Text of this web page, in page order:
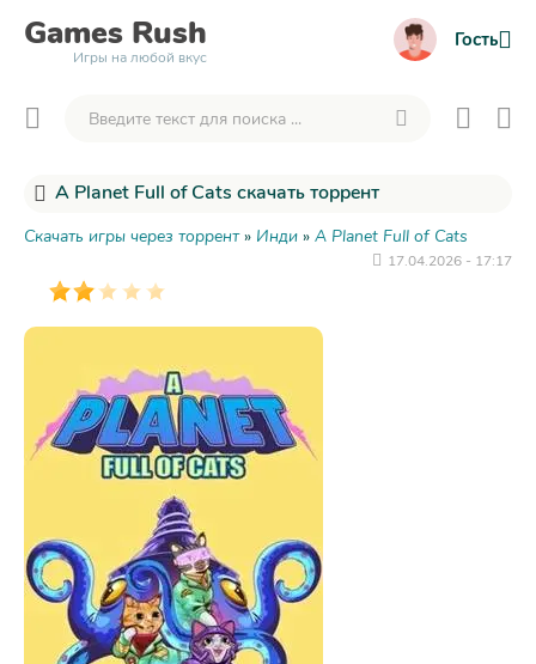
Games Rush
Игры на любой вкус
Гость
A Planet Full of Cats скачать торрент
Скачать игры через торрент» Инди » A Planet Full of Cats
17.04.2026 - 17:17